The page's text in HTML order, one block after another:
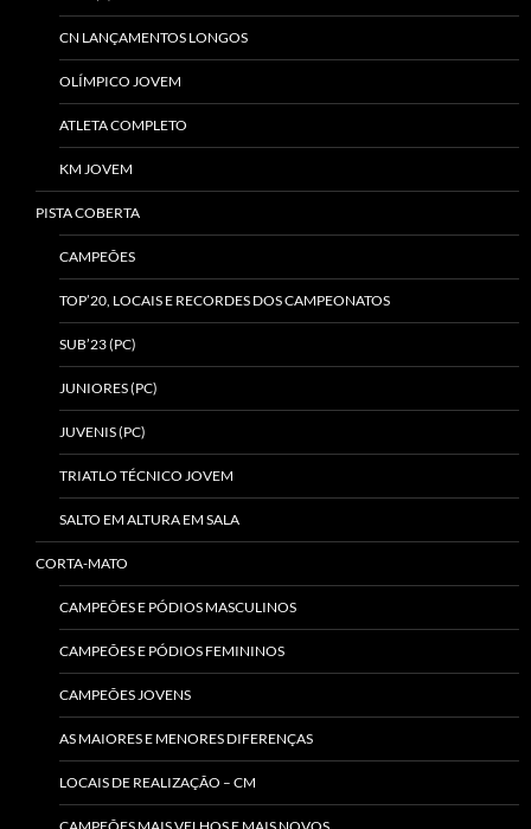
CN LANÇAMENTOS LONGOS
OLÍMPICO JOVEM
ATLETA COMPLETO
KM JOVEM
PISTA COBERTA
CAMPEÕES
TOP’20, LOCAIS E RECORDES DOS CAMPEONATOS
SUB’23 (PC)
JUNIORES (PC)
JUVENIS (PC)
TRIATLO TÉCNICO JOVEM
SALTO EM ALTURA EM SALA
CORTA-MATO
CAMPEÕES E PÓDIOS MASCULINOS
CAMPEÕES E PÓDIOS FEMININOS
CAMPEÕES JOVENS
AS MAIORES E MENORES DIFERENÇAS
LOCAIS DE REALIZAÇÃO – CM